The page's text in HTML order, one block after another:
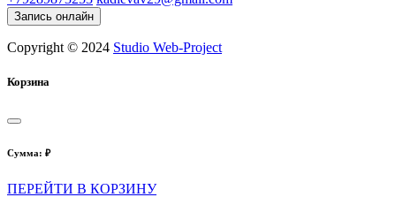
Запись онлайн
Copyright © 2024 Studio Web-Project
Корзина
Сумма: ₽
ПЕРЕЙТИ В КОРЗИНУ